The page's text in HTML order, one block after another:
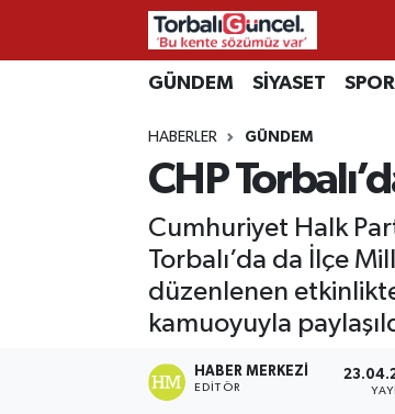
GÜNDEM SİYASET SPOR
HABERLER GÜNDEM
CHP
Cumhuriyet Halk
Torbalı’da da İlçe
düzenlenen
kamuoyuyla
HABER MERKEZI
EDITÖR
İzmir Nöbetçi Eczaneler
İzmir Hava Durumu
İzmir Namaz Vakitleri
İzmir Trafik Yoğunluk Haritası
Tüm Manşetler